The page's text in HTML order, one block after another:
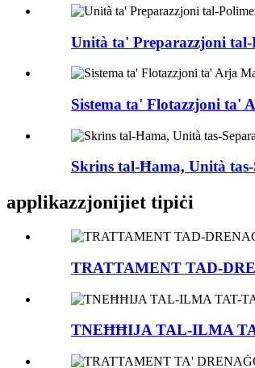
Unità ta' Preparazzjoni
Sistema ta' Flotazzjoni ta'
Skrins tal-Ħama, Unità
applikazzjonijiet tipiċi
TRATTAMENT TAD-
TNEĦĦIJA TAL-ILMA